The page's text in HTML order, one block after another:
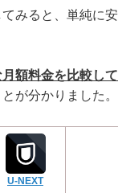
みると、単純に安
額料金を比較し
とが分かりました。
U-NEXT